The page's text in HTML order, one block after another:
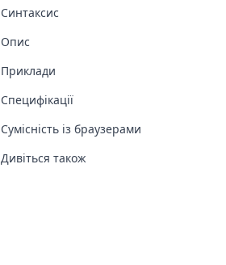
Синтаксис
Опис
Приклади
Специфікації
Сумісність із браузерами
Дивіться також